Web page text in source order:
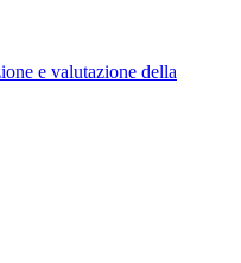
e valutazione della